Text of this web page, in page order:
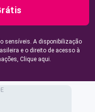
sensíveis. A disponibilização
e o direito de acesso à
Clique aqui.